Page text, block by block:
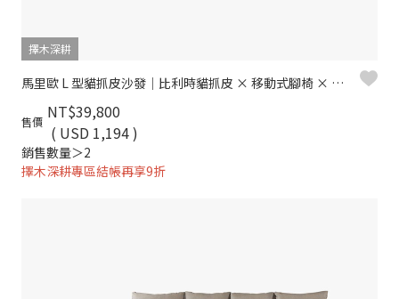
擇木深耕
馬里歐 L 型貓抓皮沙發｜比利時貓抓皮 × 移動式腳椅 × 防潑水耐刮 – 擇木深耕
售價 NT$39,800
( USD 1,194 )
銷售數量＞2
擇木深耕專區結帳再享9折